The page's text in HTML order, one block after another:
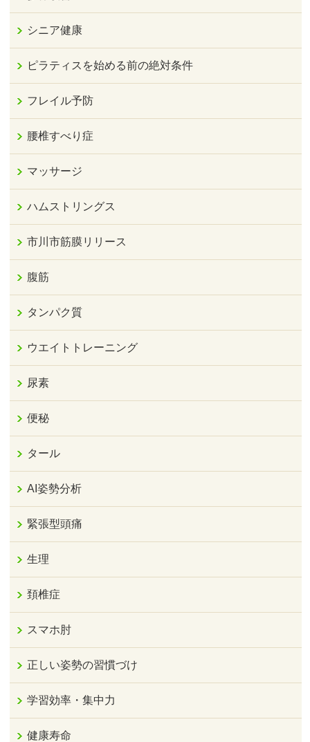
シニア健康
ピラティスを始める前の絶対条件
フレイル予防
腰椎すべり症
マッサージ
ハムストリングス
市川市筋膜リリース
腹筋
タンパク質
ウエイトトレーニング
尿素
便秘
タール
AI姿勢分析
緊張型頭痛
生理
頚椎症
スマホ肘
正しい姿勢の習慣づけ
学習効率・集中力
健康寿命